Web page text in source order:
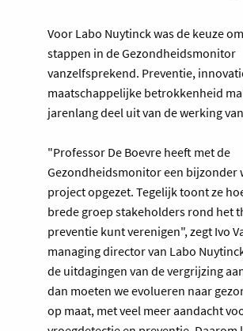
Voor Labo Nuytinck was de keuze
stappen in de Gezondheidsmonitor
vanzelfsprekend. Preventie,
maatschappelijke betrokkenheid
jarenlang deel uit van de werking
"Professor De Boevre heeft met de
Gezondheidsmonitor een bijzonder
project opgezet. Tegelijk toont ze
brede groep stakeholders rond het
preventie kunt verenigen", zegt Ivo
managing director van Labo
de uitdagingen van de vergrijzing
dan moeten we evolueren naar
op maat, met veel meer aandacht